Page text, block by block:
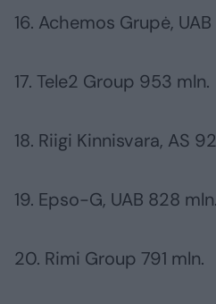
16. Achemos Grupė,
17. Tele2 Group 953 mln.
18. Riigi Kinnisvara, AS
19. Epso-G, UAB 828 mln.
20. Rimi Group 791 mln.